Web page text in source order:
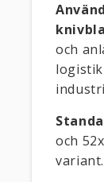
och
och
variant.